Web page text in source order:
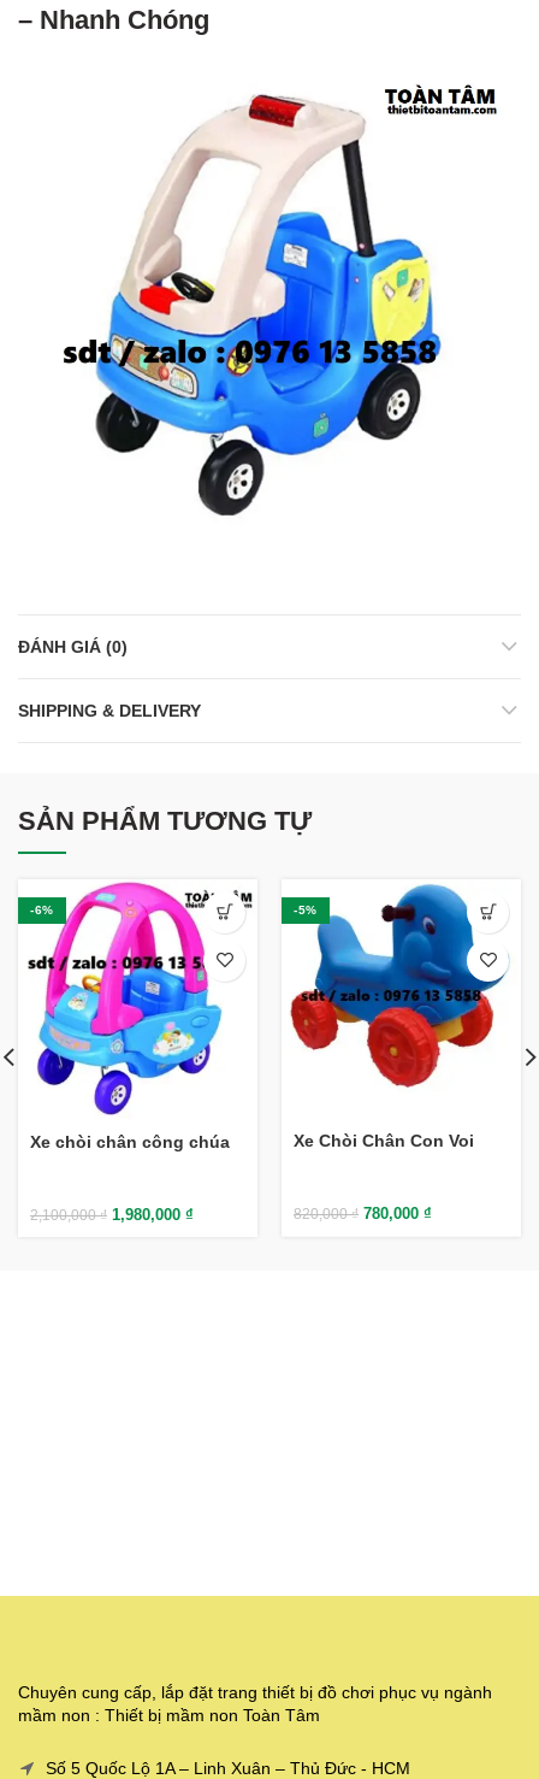
– Nhanh Chóng
ĐÁNH GIÁ (0)
SHIPPING & DELIVERY
SẢN PHẨM TƯƠNG TỰ
-6%
Xe chòi chân công chúa
2,100,000₫ 1,980,000 ₫
-5%
Xe Chòi Chân Con Voi
820,000₫ 780,000 ₫
Chuyên cung cấp, lắp đặt trang thiết bị đồ chơi phục vụ ngành
mầm non : Thiết bị mầm non Toàn Tâm
Số 5 Quốc Lộ 1A – Linh Xuân – Thủ Đức - HCM